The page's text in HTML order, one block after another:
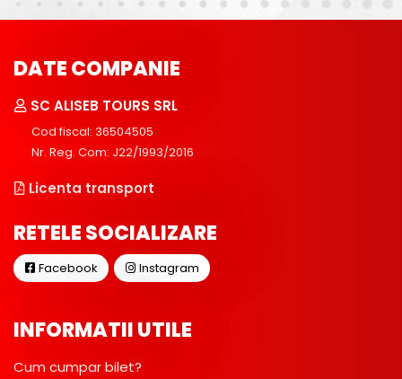
DATE COMPANIE
SC ALISEB TOURS SRL
Cod fiscal: 36504505
Nr. Reg. Com: J22/1993/2016
Licenta transport
RETELE SOCIALIZARE
Facebook Instagram
INFORMATII UTILE
Cum cumpar bilet?